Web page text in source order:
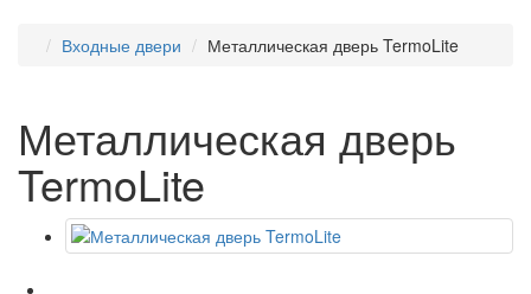
Входные двери Металлическая дверь TermoLite
Металлическая дверь
TermoLite